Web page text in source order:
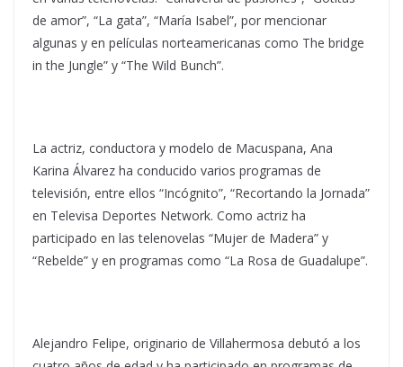
de amor”, “La gata”, “María Isabel”, por mencionar
algunas y en películas norteamericanas como The bridge
in the Jungle” y “The Wild Bunch”.
La actriz, conductora y modelo de Macuspana, Ana
Karina Álvarez ha conducido varios programas de
televisión, entre ellos “Incógnito”, “Recortando la Jornada”
en Televisa Deportes Network. Como actriz ha
participado en las telenovelas “Mujer de Madera” y
“Rebelde” y en programas como “La Rosa de Guadalupe”.
Alejandro Felipe, originario de Villahermosa debutó a los